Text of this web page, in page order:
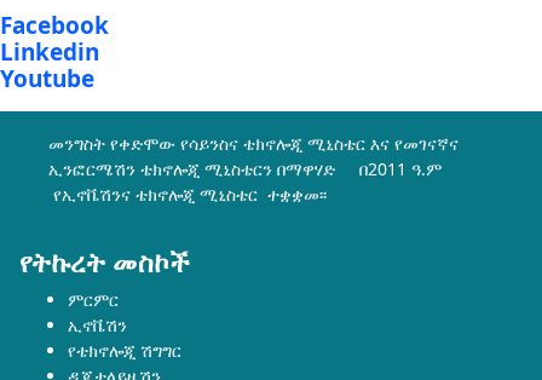
Facebook
Linkedin
Youtube
መንግስት የቀድሞው የሳይንስና ቴክኖሎጂ ሚኒስቴር እና የመገናኛና
ኢንፎርሜሽን ቴክኖሎጂ ሚኒስቴርን በማዋሃድ በ2011 ዓ.ም
የኢኖቬሽንና ቴክኖሎጂ ሚኒስቴር ተቋቋመ፡፡
የትኩረት መስኮች
ምርምር
ኢኖቬሽን
የቴክኖሎጂ ሽግግር